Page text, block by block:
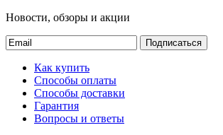
Новости, обзоры и акции
Подписаться
Как купить
Способы оплаты
Способы доставки
Гарантия
Вопросы и ответы